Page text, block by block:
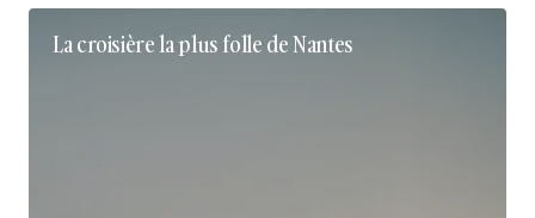
La croisière la plus folle de Nantes